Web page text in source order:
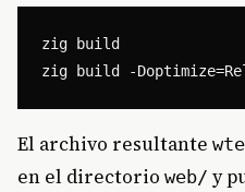
zig build               #
El archivo resultante
en el directorio web/ y